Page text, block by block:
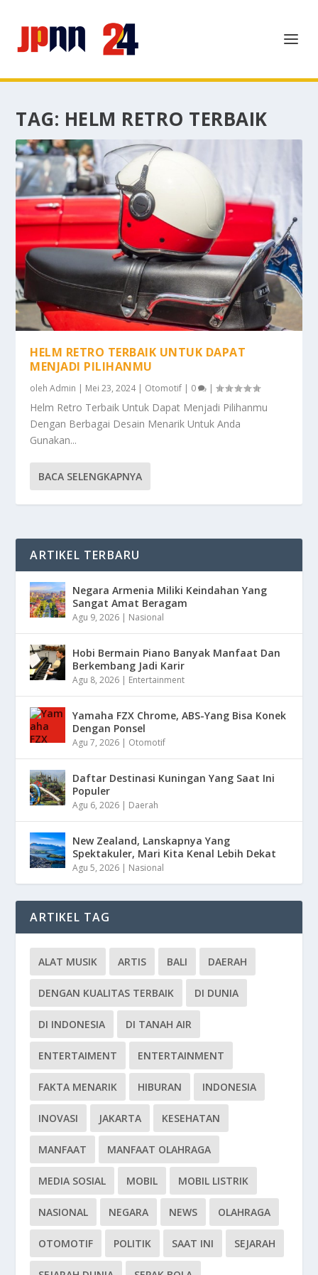
TAG: HELM RETRO TERBAIK
HELM RETRO TERBAIK UNTUK DAPAT
MENJADI PILIHANMU
olehAdmin | Mei 23, 2024| Otomotif | 0 |
Helm Retro Terbaik Untuk Dapat Menjadi Pilihanmu
Dengan Berbagai Desain Menarik Untuk Anda
Gunakan...
BACA SELENGKAPNYA
ARTIKEL TERBARU
Negara Armenia Miliki Keindahan Yang
Sangat Amat Beragam
Agu 9, 2026 | Nasional
Hobi Bermain Piano Banyak Manfaat Dan
Berkembang Jadi Karir
Agu 8, 2026 | Entertainment
Yamaha FZX Chrome, ABS-Yang Bisa Konek
Dengan Ponsel
Agu 7, 2026 | Otomotif
Daftar Destinasi Kuningan Yang Saat Ini
Populer
Agu 6, 2026 | Daerah
New Zealand, Lanskapnya Yang
Spektakuler, Mari Kita Kenal Lebih Dekat
Agu 5, 2026 | Nasional
ARTIKEL TAG
ALAT MUSIK ARTIS BALI DAERAH
DENGAN KUALITAS TERBAIK DI DUNIA
DI INDONESIA DI TANAH AIR
ENTERTAIMENT ENTERTAINMENT
FAKTA MENARIK HIBURAN INDONESIA
INOVASI JAKARTA KESEHATAN
MANFAAT MANFAAT OLAHRAGA
MEDIA SOSIAL MOBIL MOBIL LISTRIK
NASIONAL NEGARA NEWS OLAHRAGA
OTOMOTIF POLITIK SAAT INI SEJARAH